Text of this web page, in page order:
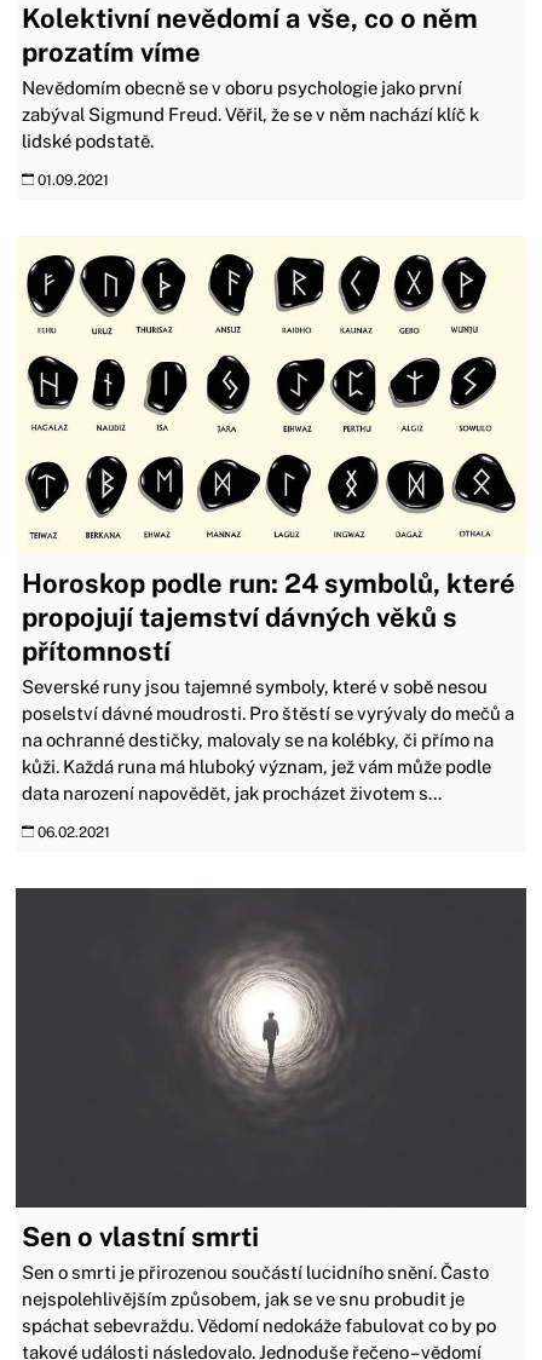
Kolektivní nevědomí a vše, co o něm
prozatím víme
Nevědomím obecně se v oboru psychologie jako první
zabýval Sigmund Freud. Věřil, že se v něm nachází klíč k
lidské podstatě.
01.09.2021
Horoskop podle run: 24 symbolů, které
propojují tajemství dávných věků s
přítomností
Severské runy jsou tajemné symboly, které v sobě nesou
poselství dávné moudrosti. Pro štěstí se vyrývaly do mečů a
na ochranné destičky, malovaly se na kolébky, či přímo na
kůži. Každá runa má hluboký význam, jež vám může podle
data narození napovědět, jak procházet životem s...
06.02.2021
Sen o vlastní smrti
Sen o smrti je přirozenou součástí lucidního snění. Často
nejspolehlivějším způsobem, jak se ve snu probudit je
spáchat sebevraždu. Vědomí nedokáže fabulovat co by po
takové události následovalo. Jednoduše řečeno – vědomí